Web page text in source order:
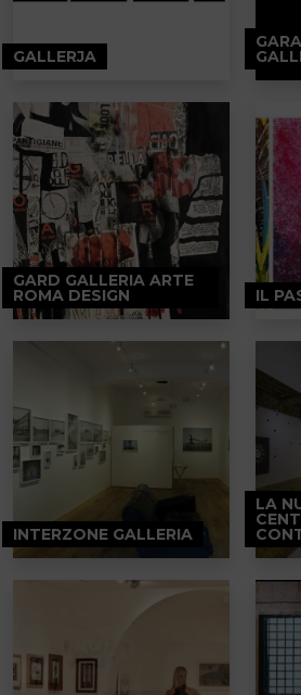
GALLERJA
GARD GALLERIA ARTE
ROMA DESIGN IL
INTERZONE GALLERIA
LA